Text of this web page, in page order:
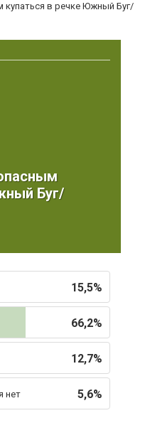
купаться в речке Южный Буг/
Буг/
15,5%
66,2%
12,7%
5,6%
нет